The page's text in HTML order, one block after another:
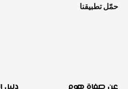
حمّل تطبيقنا
عن صفاة هوم دليل